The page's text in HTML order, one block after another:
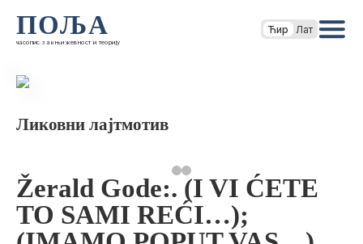
ПОЉА
часопис за књижевност и теорију
Ћир Лат
Ликовни лајтмотив
Žerald Gode:. (I VI ĆETE
TO SAMI REĆI…);